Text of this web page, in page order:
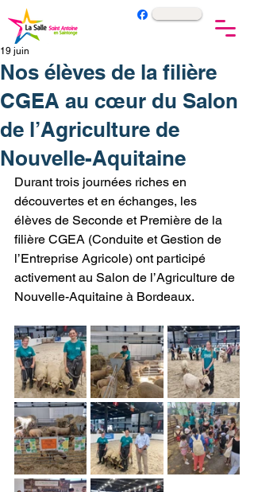
Nos élèves de la filière
CGEA au cœur du Salon
de l’Agriculture de
Nouvelle-Aquitaine
19 juin
Durant trois journées riches en
découvertes et en échanges, les
élèves de Seconde et Première de la
filière CGEA (Conduite et Gestion de
l’Entreprise Agricole) ont participé
activement au Salon de l’Agriculture de
Nouvelle-Aquitaine à Bordeaux.